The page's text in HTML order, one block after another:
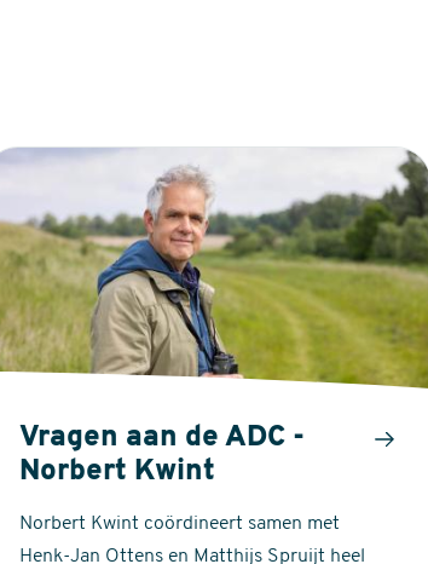
Vragen aan de ADC -
Norbert Kwint
Norbert Kwint coördineert samen met
Henk-Jan Ottens en Matthijs Spruijt heel